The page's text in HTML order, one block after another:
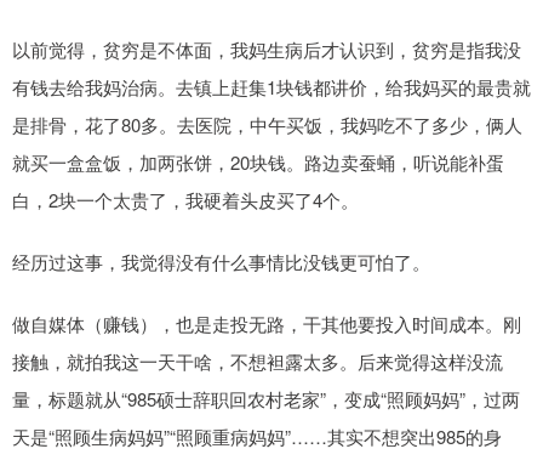
以前觉得，贫穷是不体面，我妈生病后才认识到，贫穷是指我没
有钱去给我妈治病。去镇上赶集1块钱都讲价，给我妈买的最贵就
是排骨，花了80多。去医院，中午买饭，我妈吃不了多少，俩人
就买一盒盒饭，加两张饼，20块钱。路边卖蚕蛹，听说能补蛋
白，2块一个太贵了，我硬着头皮买了4个。
经历过这事，我觉得没有什么事情比没钱更可怕了。
做自媒体（赚钱），也是走投无路，干其他要投入时间成本。刚
接触，就拍我这一天干啥，不想袒露太多。后来觉得这样没流
量，标题就从“985硕士辞职回农村老家”，变成“照顾妈妈”，过两
天是“照顾生病妈妈”“照顾重病妈妈”……其实不想突出985的身